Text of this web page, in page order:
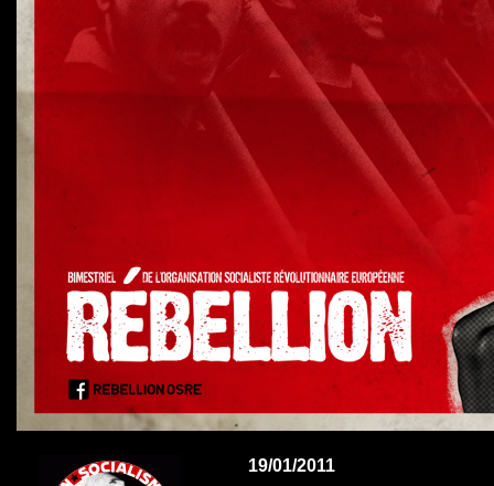
19/01/2011